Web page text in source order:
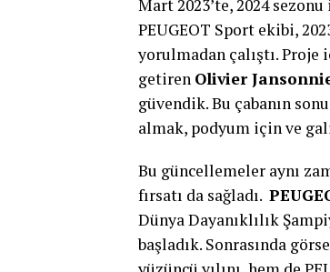
Imola yarışında yerini
Imola’daki Autodromo
etmişti.